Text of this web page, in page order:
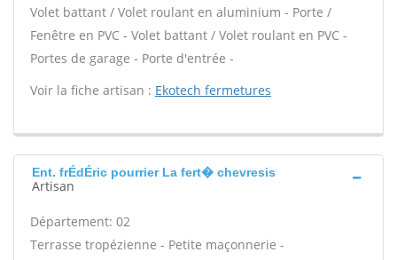
Volet battant / Volet roulant en aluminium - Porte /
Fenêtre en PVC - Volet battant / Volet roulant en PVC -
Portes de garage - Porte d'entrée -
Voir la fiche artisan : Ekotech fermetures
Ent. frÉdÉric pourrier La fert� chevresis
Artisan
Département: 02
Terrasse tropézienne - Petite maçonnerie -